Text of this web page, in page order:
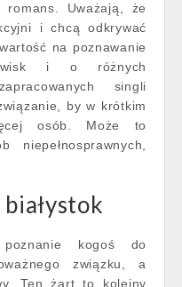
Uważają, że
i chcą odkrywać
na poznawanie
i o różnych
singli
by w krótkim
osób. Może to
niepełnosprawnych,
kogoś do
związku, a
Ten żart to kolejny